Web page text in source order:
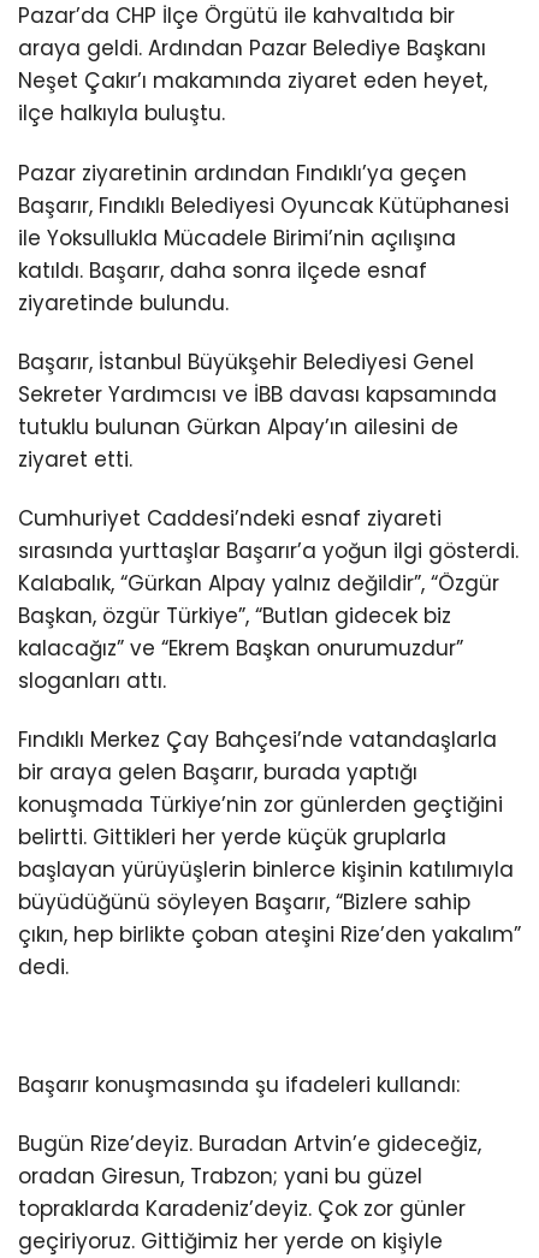
Pazar’da CHP İlçe Örgütü ile kahvaltıda bir
araya geldi. Ardından Pazar Belediye Başkanı
Neşet Çakır’ı makamında ziyaret eden heyet,
ilçe halkıyla buluştu.
Pazar ziyaretinin ardından Fındıklı’ya geçen
Başarır, Fındıklı Belediyesi Oyuncak Kütüphanesi
ile Yoksullukla Mücadele Birimi’nin açılışına
katıldı. Başarır, daha sonra ilçede esnaf
ziyaretinde bulundu.
Başarır, İstanbul Büyükşehir Belediyesi Genel
Sekreter Yardımcısı ve İBB davası kapsamında
tutuklu bulunan Gürkan Alpay’ın ailesini de
ziyaret etti.
Cumhuriyet Caddesi’ndeki esnaf ziyareti
sırasında yurttaşlar Başarır’a yoğun ilgi gösterdi.
Kalabalık, “Gürkan Alpay yalnız değildir”, “Özgür
Başkan, özgür Türkiye”, “Butlan gidecek biz
kalacağız” ve “Ekrem Başkan onurumuzdur”
sloganları attı.
Fındıklı Merkez Çay Bahçesi’nde vatandaşlarla
bir araya gelen Başarır, burada yaptığı
konuşmada Türkiye’nin zor günlerden geçtiğini
belirtti. Gittikleri her yerde küçük gruplarla
başlayan yürüyüşlerin binlerce kişinin katılımıyla
büyüdüğünü söyleyen Başarır, “Bizlere sahip
çıkın, hep birlikte çoban ateşini Rize’den yakalım”
dedi.
Başarır konuşmasında şu ifadeleri kullandı:
Bugün Rize’deyiz. Buradan Artvin’e gideceğiz,
oradan Giresun, Trabzon; yani bu güzel
topraklarda Karadeniz’deyiz. Çok zor günler
geçiriyoruz. Gittiğimiz her yerde on kişiyle